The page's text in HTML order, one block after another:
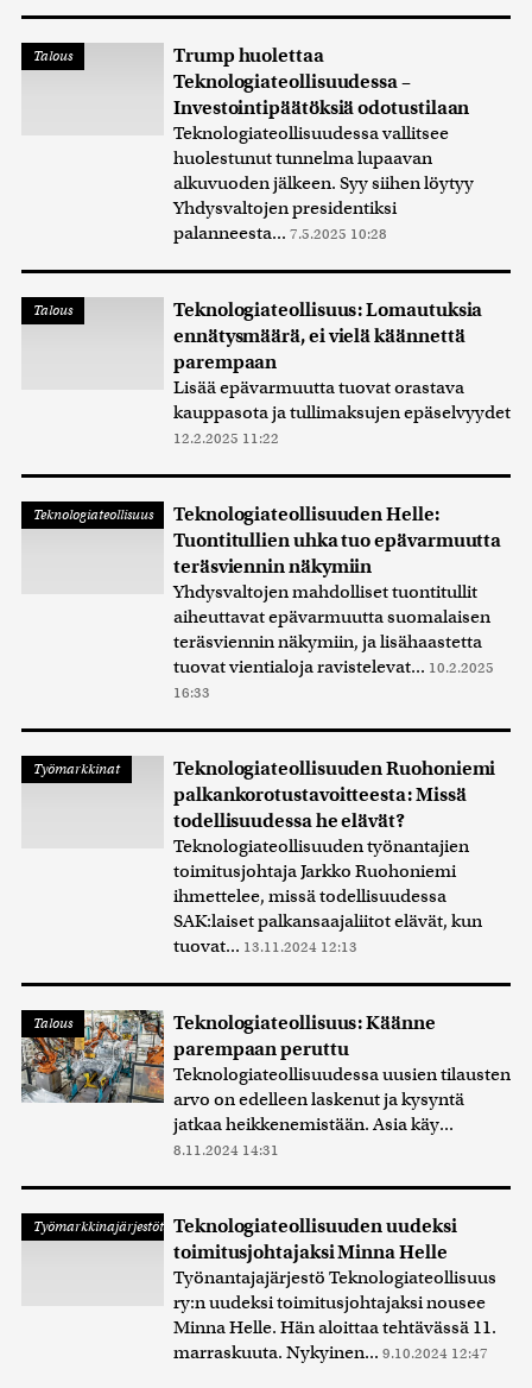
Talous
Trump huolettaa
Teknologiateollisuudessa –
Investointipäätöksiä odotustilaan
Teknologiateollisuudessa vallitsee
huolestunut tunnelma lupaavan
alkuvuoden jälkeen. Syy siihen löytyy
Yhdysvaltojen presidentiksi
palanneesta... 7.5.2025 10:28
Talous
Teknologiateollisuus: Lomautuksia
ennätysmäärä, ei vielä käännettä
parempaan
Lisää epävarmuutta tuovat orastava
kauppasota ja tullimaksujen epäselvyydet
12.2.2025 11:22
Teknologiateollisuus
Teknologiateollisuuden Helle:
Tuontitullien uhka tuo epävarmuutta
teräsviennin näkymiin
Yhdysvaltojen mahdolliset tuontitullit
aiheuttavat epävarmuutta suomalaisen
teräsviennin näkymiin, ja lisähaastetta
tuovat vientialoja ravistelevat... 10.2.2025
16:33
Työmarkkinat
Teknologiateollisuuden Ruohoniemi
palkankorotustavoitteesta: Missä
todellisuudessa he elävät?
Teknologiateollisuuden työnantajien
toimitusjohtaja Jarkko Ruohoniemi
ihmettelee, missä todellisuudessa
SAK:laiset palkansaajaliitot elävät, kun
tuovat... 13.11.2024 12:13
Talous
Teknologiateollisuus: Käänne
parempaan peruttu
Teknologiateollisuudessa uusien tilausten
arvo on edelleen laskenut ja kysyntä
jatkaa heikkenemistään. Asia käy...
8.11.2024 14:31
Työmarkkinajärjestöt Teknologiateollisuuden uudeksi
toimitusjohtajaksi Minna Helle
Työnantajajärjestö Teknologiateollisuus
ry:n uudeksi toimitusjohtajaksi nousee
Minna Helle. Hän aloittaa tehtävässä 11.
marraskuuta. Nykyinen... 9.10.2024 12:47